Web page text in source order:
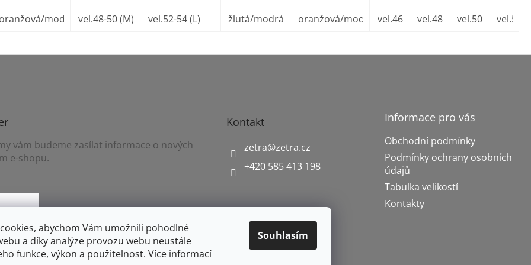
abychom Vám umožnili pohodlné
a díky analýze provozu webu neustále
funkce, výkon a použitelnost. Více informací
Souhlasím
oranžová/modrá vel.48-50 (M) vel.52-54 (L) vel.56-58 (XL) vel.60-62 (XXL) vel.64-66 (XXXL)
žlutá/modrá oranžová/modrá vel.46 vel.48 vel.50 vel.52
vám budeme zasílat informace o nových
e-shopu.
ochrany osobních údajů
Kontakt
zetra@zetra.cz
+420 585 413 198
Informace pro vás
Obchodní podmínky
Podmínky ochrany osobních
údajů
Tabulka velikostí
Kontakty